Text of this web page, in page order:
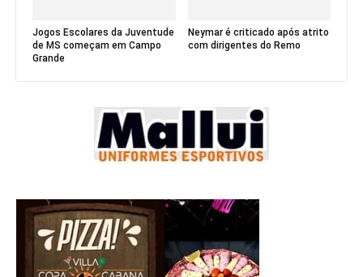
Jogos Escolares da Juventude
de MS começam em Campo
Grande
Neymar é criticado após atrito
com dirigentes do Remo